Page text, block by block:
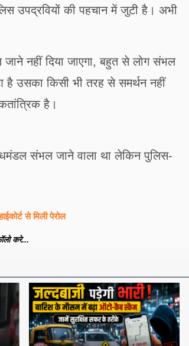
उपद्रवियों की पहचान में जुटी है। अभी
नहीं दिया जाएगा, बहुत से लोग संभल
उसका किसी भी तरह से समर्थन नहीं
है।
संभल जाने वाला था लेकिन पुलिस-
से मिली पेरोल
करे...